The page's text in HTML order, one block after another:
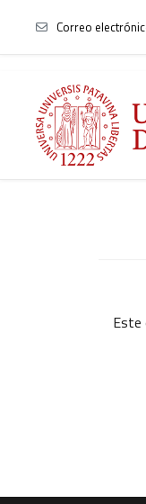
Salta al contenido
Correo
Este